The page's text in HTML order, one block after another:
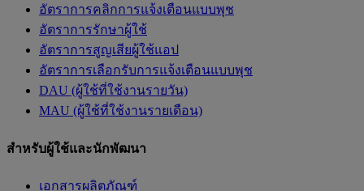
อัตราการคลิกการแจ้งเตือนแบบพุช
อัตราการรักษาผู้ใช้
อัตราการสูญเสียผู้ใช้แอป
อัตราการเลือกรับการแจ้งเตือนแบบพุช
DAU (ผู้ใช้ที่ใช้งานรายวัน)
MAU (ผู้ใช้ที่ใช้งานรายเดือน)
สำหรับผู้ใช้และนักพัฒนา
เอกสารผลิตภัณฑ์